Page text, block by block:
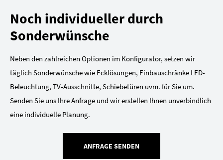
Noch individueller durch
Sonderwünsche
Neben den zahlreichen Optionen im Konfigurator, setzen wir
täglich Sonderwünsche wie Ecklösungen, Einbauschränke LED-
Beleuchtung, TV-Ausschnitte, Schiebetüren uvm. für Sie um.
Senden Sie uns Ihre Anfrage und wir erstellen Ihnen unverbindlich
eine individuelle Planung.
ANFRAGE SENDEN